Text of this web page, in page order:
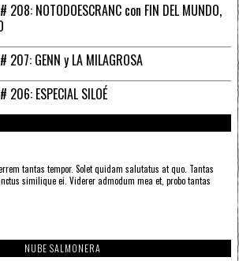
208: NOTODOESCRANC con FIN DEL MUNDO,
207: GENN y LA MILAGROSA
206: ESPECIAL SILOÉ
tantas tempor. Solet quidam salutatus at quo. Tantas
similique ei. Viderer admodum mea et, probo tantas
NUBE SALMONERA